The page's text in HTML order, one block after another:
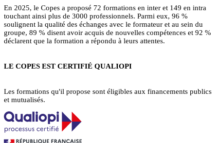
En 2025, le Copes a proposé 72 formations en inter et 149 en intra
touchant ainsi plus de 3000 professionnels. Parmi eux, 96 %
soulignent la qualité des échanges avec le formateur et au sein du
groupe, 89 % disent avoir acquis de nouvelles compétences et 92 %
déclarent que la formation a répondu à leurs attentes.
LE COPES EST CERTIFIÉ QUALIOPI
Les formations qu'il propose sont éligibles aux financements publics
et mutualisés.